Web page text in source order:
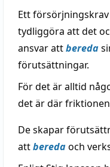
Ett
tydliggöra att det
ansvar attbereda
förutsättningar.
För det är alltid
det är där
De skapar
attberedaoch